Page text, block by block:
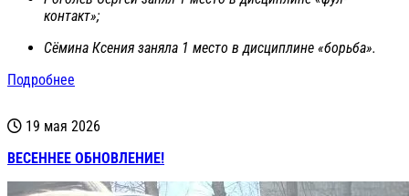
контакт»;
Сёмина Ксения заняла 1 место в дисциплине «борьба».
Подробнее
19 мая 2026
ВЕСЕННЕЕ ОБНОВЛЕНИЕ!